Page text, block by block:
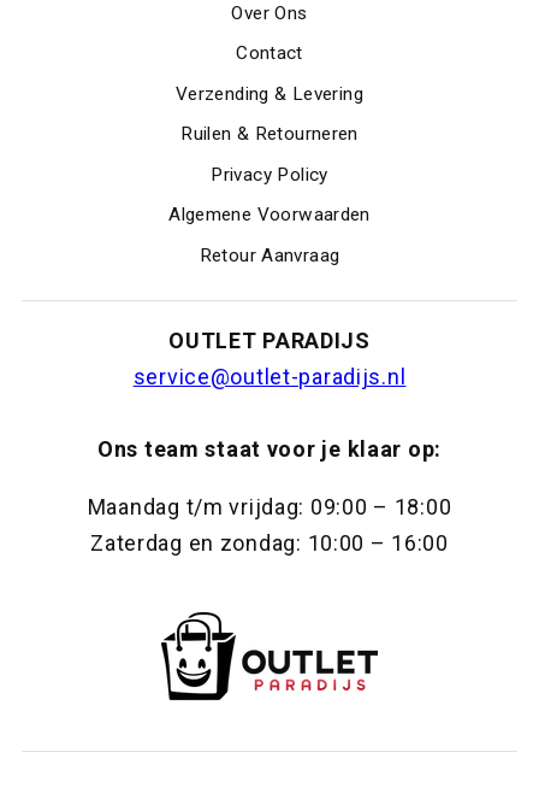
Over Ons
Contact
Verzending & Levering
Ruilen & Retourneren
Privacy Policy
Algemene Voorwaarden
Retour Aanvraag
OUTLET PARADIJS
service@outlet-paradijs.nl
Ons team staat voor je klaar op:
Maandag t/m vrijdag: 09:00 – 18:00
Zaterdag en zondag: 10:00 – 16:00